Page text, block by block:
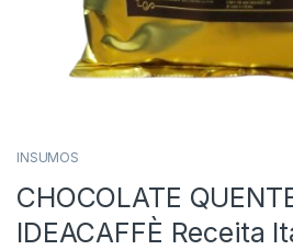
INSUMOS
CHOCOLATE
IDEACAFFÈ Receita